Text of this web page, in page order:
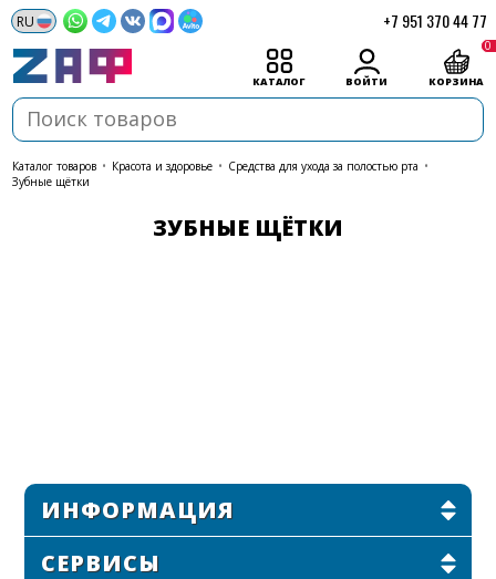
+7 951 370 44 77
КАТАЛОГ ВОЙТИ КОРЗИНА
0
каталог товаров • Красота и здоровье • Средства для ухода за полостью рта •
Зубные щётки
ЗУБНЫЕ ЩЁТКИ
ИНФОРМАЦИЯ
СЕРВИСЫ